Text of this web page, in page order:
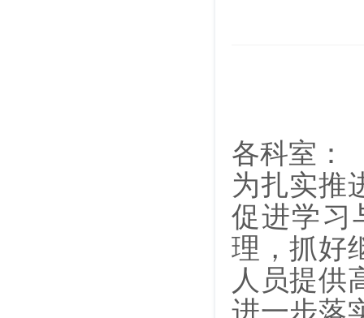
各科室：
为扎实推
促进学习
理，抓好
人员提供
进一步落